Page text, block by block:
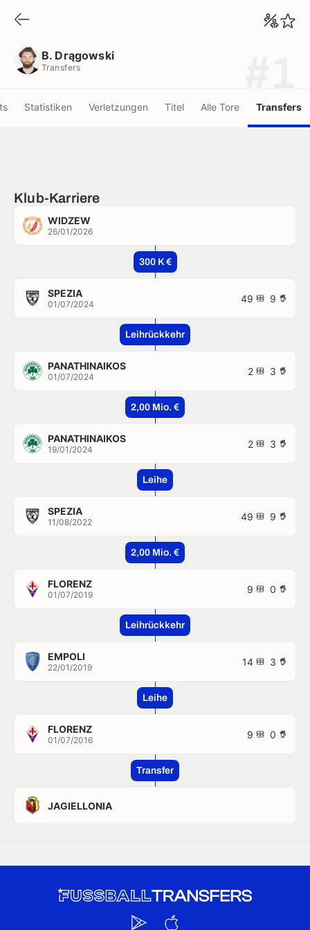
B. Drągowski
Transfers
Statistiken Verletzungen Titel Alle Tore Transfers
Klub-Karriere
WIDZEW
26/01/2026
300 K €
SPEZIA
01/07/2024 49 9
Leihrückkehr
PANATHINAIKOS
01/07/2024 2 3
2,00 Mio. €
PANATHINAIKOS
19/01/2024 2 3
Leihe
SPEZIA
11/08/2022 49 9
2,00 Mio. €
FLORENZ
01/07/2019 9 0
Leihrückkehr
EMPOLI
22/01/2019 14 3
Leihe
FLORENZ
01/07/2016 9 0
Transfer
JAGIELLONIA